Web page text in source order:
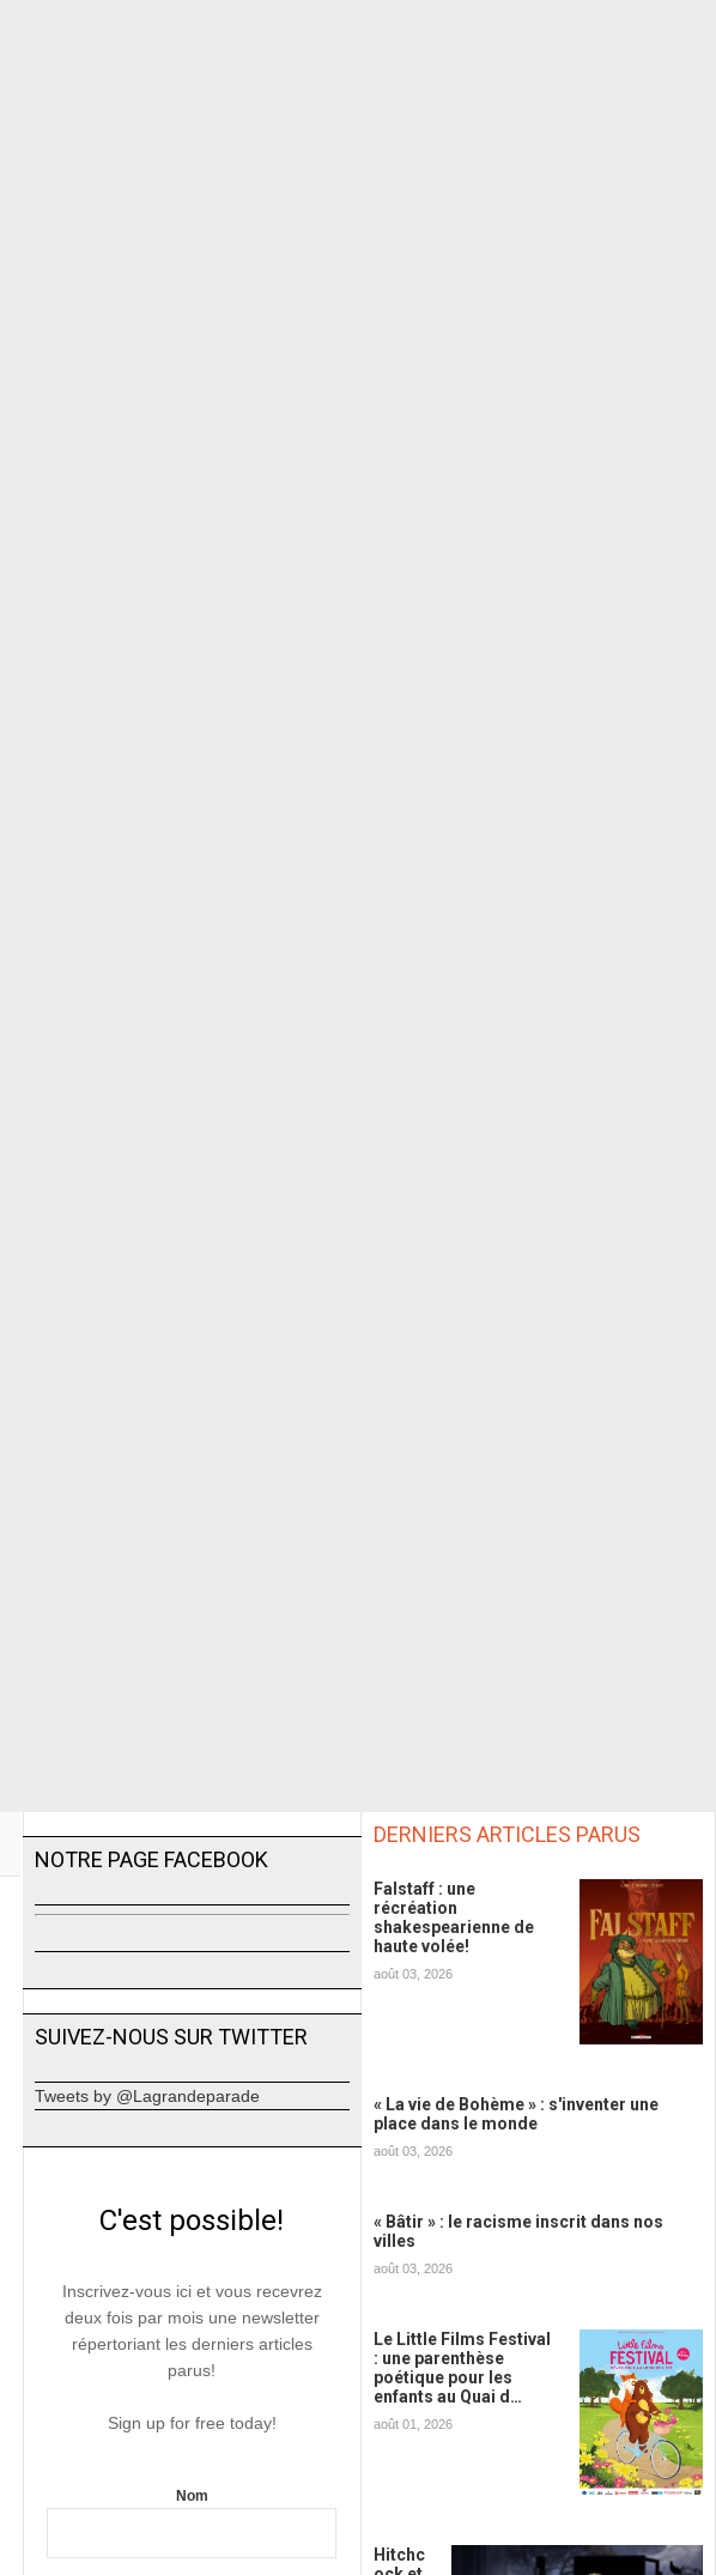
NOTRE PAGE FACEBOOK
SUIVEZ-NOUS SUR TWITTER
Tweets by @Lagrandeparade
C'est possible!
Inscrivez-vous ici et vous recevrez
deux fois par mois une newsletter
répertoriant les derniers articles
parus!
Sign up for free today!
Nom
DERNIERS ARTICLES PARUS
Falstaff : une
récréation
shakespearienne de
haute volée!
août 03, 2026
« La vie de Bohème » : s'inventer une
place dans le monde
août 03, 2026
« Bâtir » : le racisme inscrit dans nos
villes
août 03, 2026
Le Little Films Festival
: une parenthèse
poétique pour les
enfants au Quai d…
août 01, 2026
Hitchc